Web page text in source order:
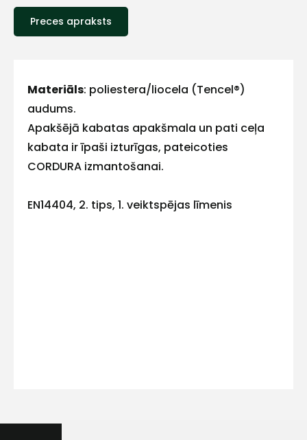
Preces apraksts
Materiāls: poliestera/liocela (Tencel®)
audums.
Apakšējā kabatas apakšmala un pati ceļa
kabata ir īpaši izturīgas, pateicoties
CORDURA izmantošanai.
EN14404, 2. tips, 1. veiktspējas līmenis
E-pasts
Kontakttālrunis